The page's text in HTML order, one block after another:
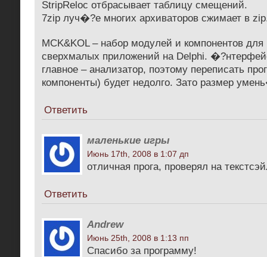
StripReloc отбрасывает таблицу смещений.
7zip луч�?е многих архиваторов сжимает в
MCK&KOL – набор модулей и компонентов для
сверхмалых приложений на Delphi.
главное – анализатор, поэтому переписать
компоненты) будет недолго. Зато размер
Ответить
маленькие игры
Июнь 17th, 2008 в 1:07 дп
отличная прога, проверял на
Ответить
Andrew
Июнь 25th, 2008 в 1:13 пп
Спасибо за программу!